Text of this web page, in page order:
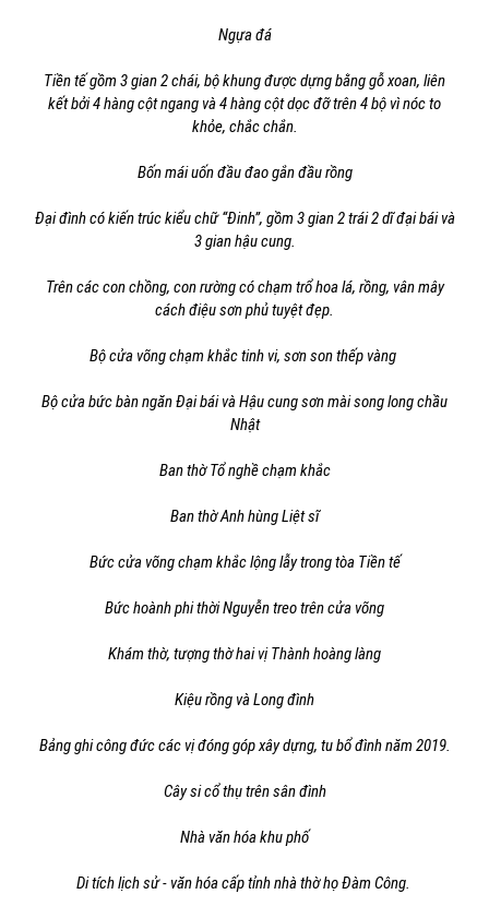
Ngựa đá
Tiền tế gồm 3 gian 2 chái, bộ khung được dựng bằng gỗ xoan, liên
kết bởi 4 hàng cột ngang và 4 hàng cột dọc đỡ trên 4 bộ vì nóc to
khỏe, chắc chắn.
Bốn mái uốn đầu đao gắn đầu rồng
Đại đình có kiến trúc kiểu chữ “Đinh”, gồm 3 gian 2 trái 2 dĩ đại bái và
3 gian hậu cung.
Trên các con chồng, con rường có chạm trổ hoa lá, rồng, vân mây
cách điệu sơn phủ tuyệt đẹp.
Bộ cửa võng chạm khắc tinh vi, sơn son thếp vàng
Bộ cửa bức bàn ngăn Đại bái và Hậu cung sơn mài song long chầu
Nhật
Ban thờ Tổ nghề chạm khắc
Ban thờ Anh hùng Liệt sĩ
Bức cửa võng chạm khắc lộng lẫy trong tòa Tiền tế
Bức hoành phi thời Nguyễn treo trên cửa võng
Khám thờ, tượng thờ hai vị Thành hoàng làng
Kiệu rồng và Long đình
Bảng ghi công đức các vị đóng góp xây dựng, tu bổ đình năm 2019.
Cây si cổ thụ trên sân đình
Nhà văn hóa khu phố
Di tích lịch sử - văn hóa cấp tỉnh nhà thờ họ Đàm Công.